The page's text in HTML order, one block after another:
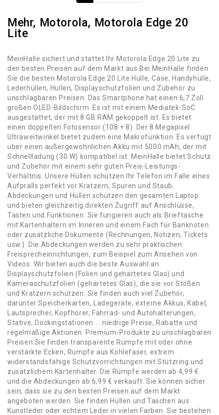
Mehr, Motorola, Motorola Edge 20
Lite
MeinHalle sichert und stattet Ihr Motorola Edge 20 Lite zu
den besten Preisen auf dem Markt aus Bei MeinHalle finden
Sie die besten Motorola Edge 20 Lite Hülle, Case, Handyhülle,
Lederhüllen, Hüllen, Displayschutzfolien und Zubehör zu
unschlagbaren Preisen. Das Smartphone hat einen 6,7 Zoll
großen OLED-Bildschirm. Es ist mit einem Mediatek-SoC
ausgestattet, der mit 8 GB RAM gekoppelt ist. Es bietet
einen doppelten Fotosensor (108 + 8). Der 8 Megapixel
Ultraweitwinkel bietet zudem eine Makrofunktion. Es verfügt
über einen außergewöhnlichen Akku mit 5000 mAh, der mit
Schnellladung (30 W) kompatibel ist. MeinHalle bietet Schutz
und Zubehör mit einem sehr guten Preis-Leistungs-
Verhältnis. Unsere Hüllen schützen Ihr Telefon im Falle eines
Aufpralls perfekt vor Kratzern, Spuren und Staub.
Abdeckungen und Hüllen schützen den gesamten Laptop
und bieten gleichzeitig direkten Zugriff auf Anschlüsse,
Tasten und Funktionen. Sie fungieren auch als Brieftasche
mit Kartenhaltern im Inneren und einem Fach für Banknoten
oder zusätzliche Dokumente (Rechnungen, Notizen, Tickets
usw.). Die Abdeckungen werden zu sehr praktischen
Freisprecheinrichtungen, zum Beispiel zum Ansehen von
Videos. Wir bieten auch die beste Auswahl an
Displayschutzfolien (Folien und gehärtetes Glas) und
Kameraschutzfolien (gehärtetes Glas), die sie vor Stößen
und Kratzern schützen. Sie finden auch viel Zubehör,
darunter Speicherkarten, Ladegeräte, externe Akkus, Kabel,
Lautsprecher, Kopfhörer, Fahrrad- und Autohalterungen,
Stative, Dockingstationen ... niedrige Preise, Rabatte und
regelmäßige Aktionen. Premium-Produkte zu unschlagbaren
Preisen Sie finden transparente Rümpfe mit oder ohne
verstärkte Ecken, Rümpfe aus Kohlefaser, extrem
widerstandsfähige Schutzvorrichtungen mit Stützring und
zusätzlichem Kartenhalter. Die Rümpfe werden ab 4,99 €
und die Abdeckungen ab 6,99 € verkauft. Sie können sicher
sein, dass sie zu den besten Preisen auf dem Markt
angeboten werden. Sie finden Hüllen und Taschen aus
Kunstleder oder echtem Leder in vielen Farben. Sie bestehen